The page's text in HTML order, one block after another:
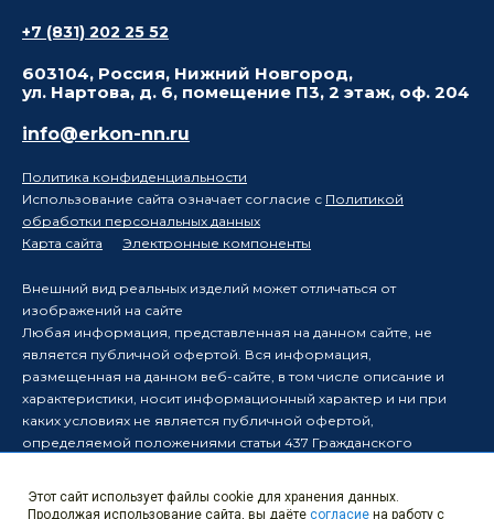
+7 (831) 202 25 52
603104, Россия, Нижний Новгород,
ул. Нартова, д. 6, помещение П3, 2 этаж, оф. 204
info@erkon-nn.ru
Политика конфиденциальности
Использование сайта означает согласие с Политикой
обработки персональных данных
Карта сайта
Электронные компоненты
Внешний вид реальных изделий может отличаться от
изображений на сайте
Любая информация, представленная на данном сайте, не
является публичной офертой. Вся информация,
размещенная на данном веб-сайте, в том числе описание и
характеристики, носит информационный характер и ни при
каких условиях не является публичной офертой,
определяемой положениями статьи 437 Гражданского
Производитель оставляет за собой право в одностороннем
порядке вносить изменения в информацию, размещенную на
Этот сайт использует файлы cookie для хранения данных.
Продолжая использование сайта, вы даёте согласие на работу с